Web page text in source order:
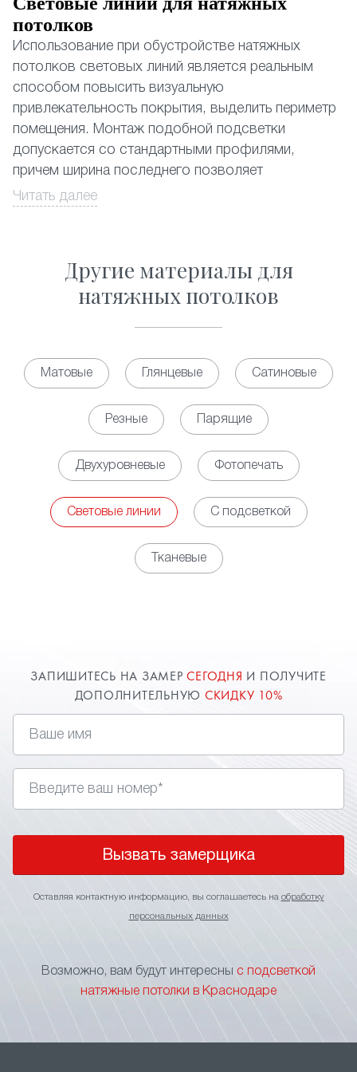
потолков
Использование при обустройстве натяжных
потолков световых линий является реальным
способом повысить визуальную
привлекательность покрытия, выделить периметр
помещения. Монтаж подобной подсветки
допускается со стандартными профилями,
причем ширина последнего позволяет
устанавливать даже наиболее мощные
Натяжные потолки со световыми линиями,
почему да?
Выбор в пользу световых линий обусловлен
светодиодных линий позволяет обеспечить
равномерное, мягкое свечение по всей площади
помещения, выступая полноценной заменой для
освещения на основе установки точечных
контроллера появляется возможность управлять
от потребности.
• Декоративная функция. Наличие световых линий
на потолке обеспечивает оригинальный облик
пространству, но при этом необходимо заранее
Возможны комбинации нескольких вариантов или
изменение цветовой палитры от команд с пульта
управления. Главное правильно подобрать стиль,
так как подсветка не подходит для классических
интерьеров.
в интерьере световых линий позволяет визуально
пространство помещения или выделить
определенный участок.
оптимальное решение для зонирования
пространства без применения перегородок
перемещения. Тонкие световые линии на потолке
станут прекрасным указателем границы
Читать далее
Другие материалы для
натяжных потолков
Матовые Глянцевые Сатиновые
Резные Парящие
Двухуровневые Фотопечать
Световые линии С подсветкой
Тканевые
ЗАПИШИТЕСЬ НА ЗАМЕРСЕГОДНЯ И ПОЛУЧИТЕ
ДОПОЛНИТЕЛЬНУЮ СКИДКУ 10%
Вызвать замерщика
Оставляя контактную информацию, вы соглашаетесь на обработку
персональных данных
Возможно, вам будут интересны с подсветкой
натяжные потолки в Краснодаре